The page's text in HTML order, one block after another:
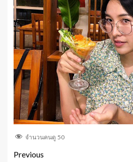
จำนวนคนดู 50
Previous